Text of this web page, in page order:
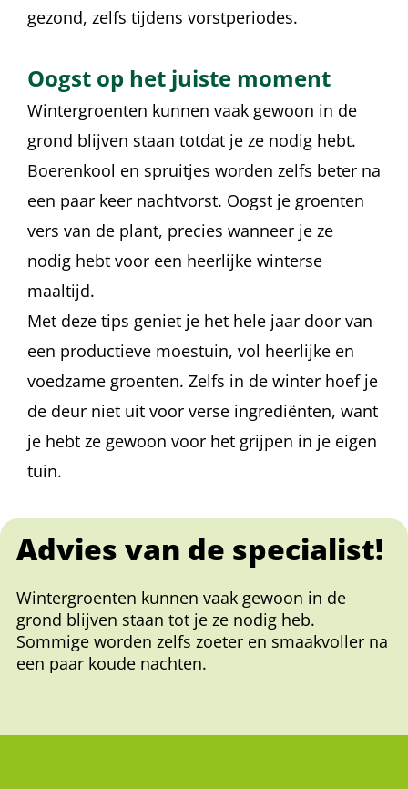
gezond, zelfs tijdens vorstperiodes.
Oogst op het juiste moment
Wintergroenten kunnen vaak gewoon in de
grond blijven staan totdat je ze nodig hebt.
Boerenkool en spruitjes worden zelfs beter na
een paar keer nachtvorst. Oogst je groenten
vers van de plant, precies wanneer je ze
nodig hebt voor een heerlijke winterse
maaltijd.
Met deze tips geniet je het hele jaar door van
een productieve moestuin, vol heerlijke en
voedzame groenten. Zelfs in de winter hoef je
de deur niet uit voor verse ingrediënten, want
je hebt ze gewoon voor het grijpen in je eigen
tuin.
Advies van de specialist!
Wintergroenten kunnen vaak gewoon in de
grond blijven staan tot je ze nodig heb.
Sommige worden zelfs zoeter en smaakvoller na
een paar koude nachten.